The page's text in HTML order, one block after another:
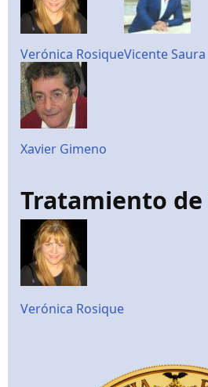
Verónica RosiqueVicente Saura
Xavier Gimeno
Tratamiento
Verónica Rosique